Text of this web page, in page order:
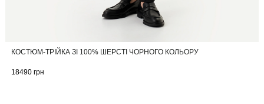
КОСТЮМ-ТРІЙКА ЗІ 100% ШЕРСТІ ЧОРНОГО КОЛЬОРУ
18490 грн